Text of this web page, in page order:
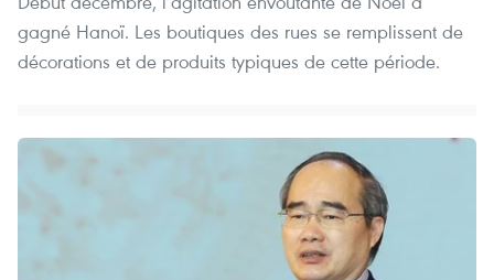
gagné Hanoï. Les boutiques des rues se remplissent de
décorations et de produits typiques de cette période.